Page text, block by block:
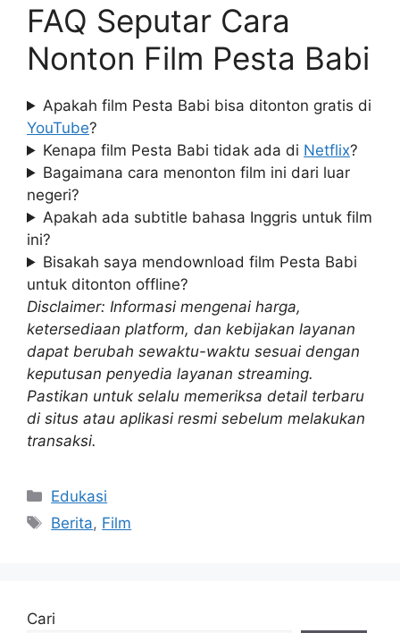
FAQ Seputar Cara
Nonton Film Pesta Babi
Apakah film Pesta Babi bisa ditonton gratis di
YouTube?
Kenapa film Pesta Babi tidak ada di Netflix?
Bagaimana cara menonton film ini dari luar
negeri?
Apakah ada subtitle bahasa Inggris untuk film
ini?
Bisakah saya mendownload film Pesta Babi
untuk ditonton offline?
Disclaimer: Informasi mengenai harga,
ketersediaan platform, dan kebijakan layanan
dapat berubah sewaktu-waktu sesuai dengan
keputusan penyedia layanan streaming.
Pastikan untuk selalu memeriksa detail terbaru
di situs atau aplikasi resmi sebelum melakukan
transaksi.
Kategori
Edukasi
Tag
Berita, Film
Cari